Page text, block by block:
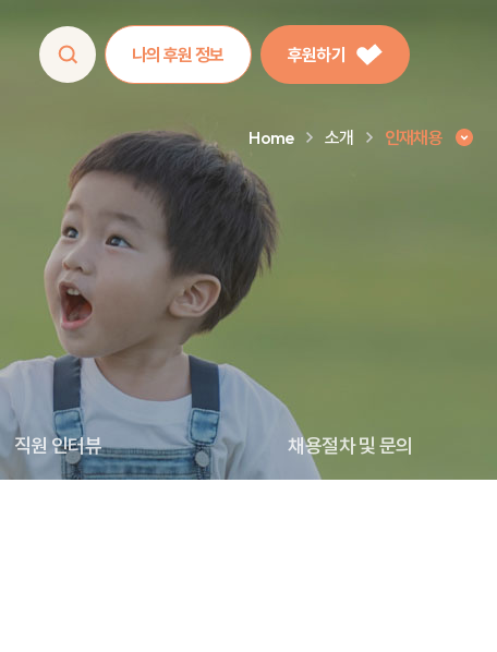
나의 후원 정보 후원하기
Home 소개 인재채용
직원 인터뷰 채용절차 및 문의